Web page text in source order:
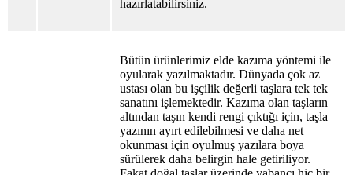
hazırlatabilirsiniz.
Bütün ürünlerimiz elde kazıma yöntemi ile
oyularak yazılmaktadır. Dünyada çok az
ustası olan bu işçilik değerli taşlara tek tek
sanatını işlemektedir. Kazıma olan taşların
altından taşın kendi rengi çıktığı için, taşla
yazının ayırt edilebilmesi ve daha net
okunması için oyulmuş yazılara boya
sürülerek daha belirgin hale getiriliyor.